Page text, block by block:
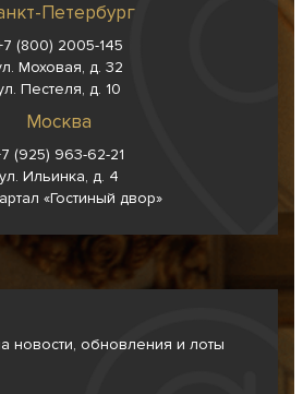
Петербург
(800) 2005-145
Моховая, д. 32
Пестеля, д. 10
Москва
(925) 963-62-21
ул. Ильинка, д. 4
«Гостиный двор»
новости, обновления и лоты